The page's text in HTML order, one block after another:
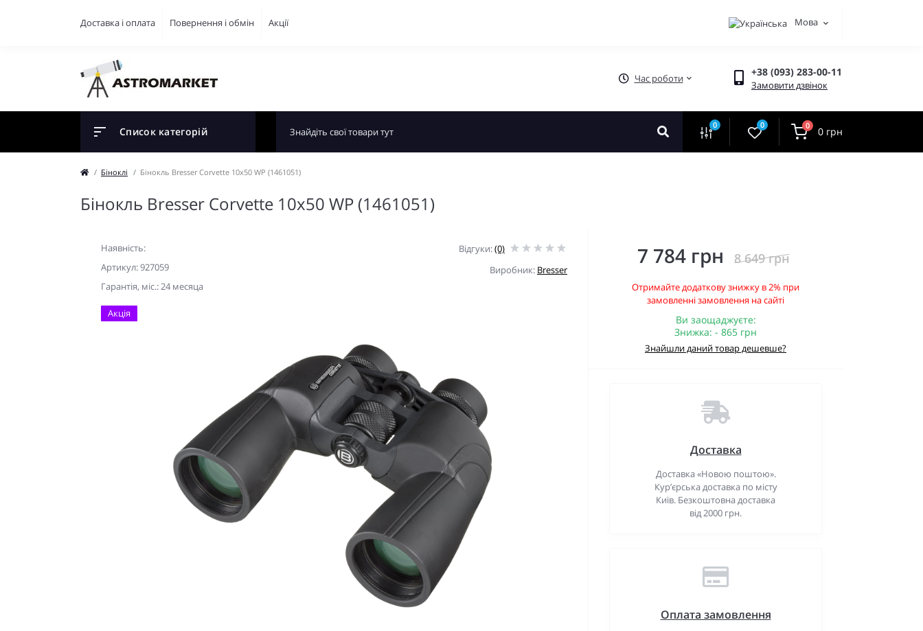
Доставка і оплата Повернення і обмін Акції Мова
Час роботи +38 (093) 283-00-11
Замовити дзвінок
Список категорій 0 0 0 0 грн
Біноклі Бінокль Bresser Corvette 10x50 WP (1461051)
Бінокль Bresser Corvette 10x50 WP (1461051)
Наявність:
Артикул: 927059
Гарантiя, мic.: 24 месяца
Відгуки:(0)
Виробник: Bresser
Акція
7 784 грн 8 649 грн
Отримайте додаткову знижку в 2% при
замовленні замовлення на сайті
Ви заощаджуєте:
Знижка: - 865 грн
Знайшли даний товар дешевше?
Доставка
Доставка «Новою поштою».
Кур’єрська доставка по місту
Київ. Безкоштовна доставка
від 2000 грн.
Оплата замовлення